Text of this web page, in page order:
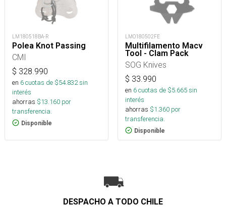
LM180518BA-R
Polea Knot Passing
CMI
$ 328.990
en 6cuotas de $54.832sin
interés
ahorras $13.160 por
transferencia.
Disponible
LMO180502FE
Multifilamento Macv
Tool - Clam Pack
SOG Knives
$ 33.990
en 6cuotas de $5.665sin
interés
ahorras $1.360 por
transferencia.
Disponible
DESPACHO A TODO CHILE